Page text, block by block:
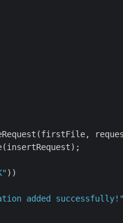
))
added successfully!"